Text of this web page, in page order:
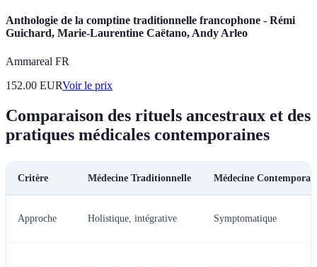
Anthologie de la comptine traditionnelle francophone - Rémi
Guichard, Marie-Laurentine Caëtano, Andy Arleo
Ammareal FR
152.00 EURVoir le prix
Comparaison des rituels ancestraux et des
pratiques médicales contemporaines
Critère Médecine Traditionnelle Médecine
Approche Holistique, intégrative Symptomatique